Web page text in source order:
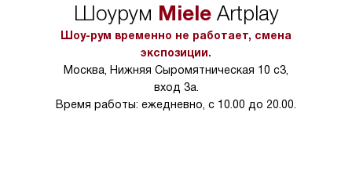
в условиях
тарифы на услуги
Шоурум MieleArtplay
Шоу-рум временно не работает, смена
экспозиции.
Москва, Нижняя Сыромятническая 10 с3,
вход 3а.
Время работы: ежедневно, с 10.00 до 20.00.